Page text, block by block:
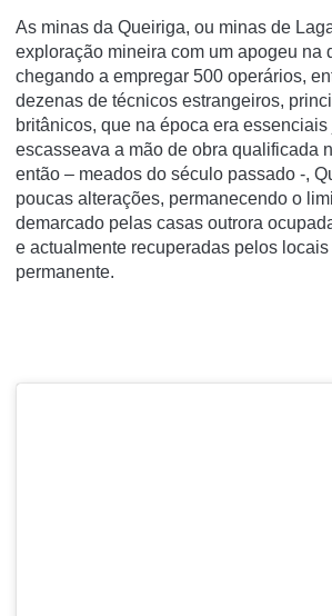
As minas da Queiriga, ou minas de
exploração mineira com um apogeu na
chegando a empregar 500 operários,
dezenas de técnicos estrangeiros,
britânicos, que na época era essenciais
escasseava a mão de obra qualificada
então – meados do século passado -,
poucas alterações, permanecendo o
demarcado pelas casas outrora
e actualmente recuperadas pelos
permanente.